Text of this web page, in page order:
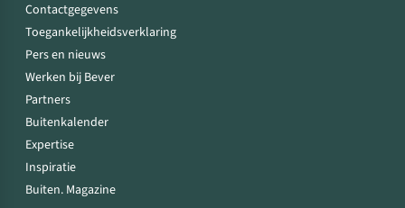
Contactgegevens
Toegankelijkheidsverklaring
Pers en nieuws
Werken bij Bever
Partners
Buitenkalender
Expertise
Inspiratie
Buiten. Magazine